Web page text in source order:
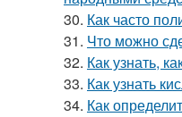
30. Как часто
31. Что можно
32. Как узнать,
33. Как узнать
34. Как